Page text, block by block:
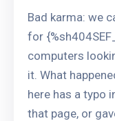
Bad karma: we
for
computers
it. What
here has a typo
that page, or